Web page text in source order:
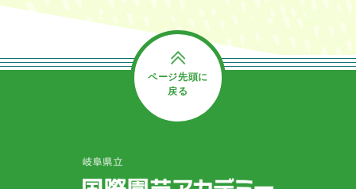
ページ先頭に
戻る